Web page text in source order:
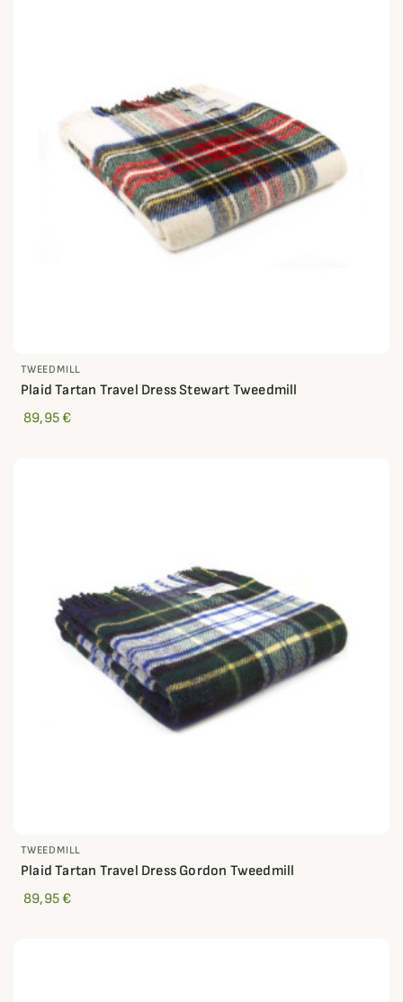
TWEEDMILL
Plaid Tartan Travel Dress Stewart Tweedmill
89,95 €
TWEEDMILL
Plaid Tartan Travel Dress Gordon Tweedmill
89,95 €